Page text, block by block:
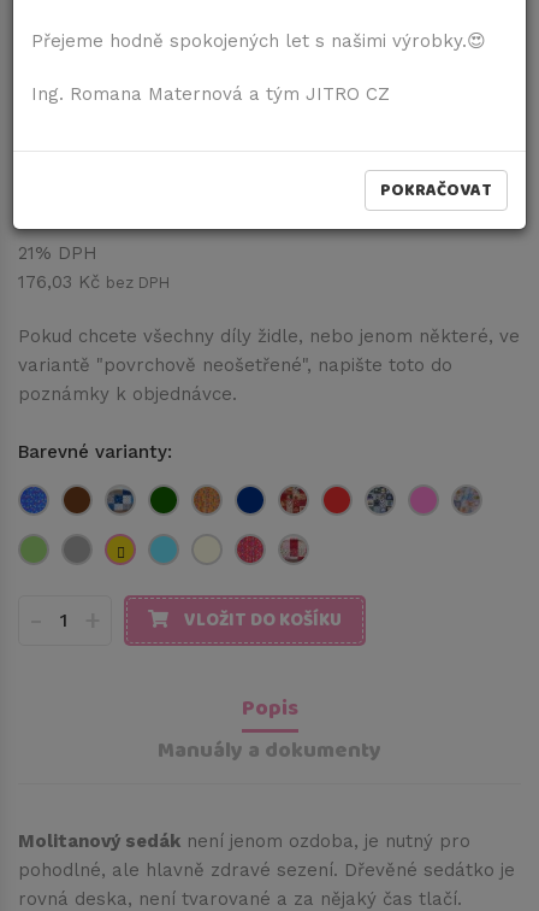
Molitanový sedák
21% DPH
176,03 Kč bez DPH
Pokud chcete všechny díly židle, nebo jenom některé, ve
variantě "povrchově neošetřené", napište toto do
poznámky k objednávce.
Barevné varianty:
VLOŽIT DO KOŠÍKU
Popis
Manuály a dokumenty
Molitanový sedák není jenom ozdoba, je nutný pro
pohodlné, ale hlavně zdravé sezení. Dřevěné sedátko je
rovná deska, není tvarované a za nějaký čas tlačí.
Přejeme hodně spokojených let s našimi výrobky.😍
Ing. Romana Maternová a tým JITRO CZ
POKRAČOVAT